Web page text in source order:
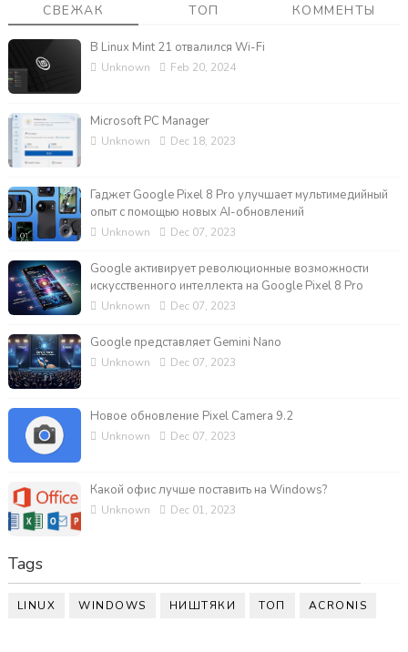
СВЕЖАК ТОП КОММЕНТЫ
В Linux Mint 21 отвалился Wi-Fi
Unknown Feb 20, 2024
Microsoft PC Manager
Unknown Dec 18, 2023
Гаджет Google Pixel 8 Pro улучшает мультимедийный
опыт с помощью новых AI-обновлений
Unknown Dec 07, 2023
Google активирует революционные возможности
искусственного интеллекта на Google Pixel 8 Pro
Unknown Dec 07, 2023
Google представляет Gemini Nano
Unknown Dec 07, 2023
Новое обновление Pixel Camera 9.2
Unknown Dec 07, 2023
Какой офис лучше поставить на Windows?
Unknown Dec 01, 2023
Tags
LINUX WINDOWS НИШТЯКИ ТОП ACRONIS